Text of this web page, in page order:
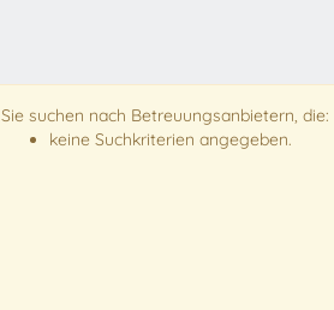
Sie suchen nach Betreuungsanbietern, die:
keine Suchkriterien angegeben.